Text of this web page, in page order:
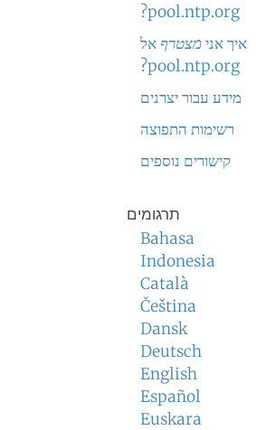
pool.ntp.org?
איך אנימצטרף אל
pool.ntp.org?
מידע עבור יצרנים
רשימות התפוצה
קישורים נוספים
תרגומים
Bahasa
Indonesia
Català
Čeština
Dansk
Deutsch
English
Español
Euskara